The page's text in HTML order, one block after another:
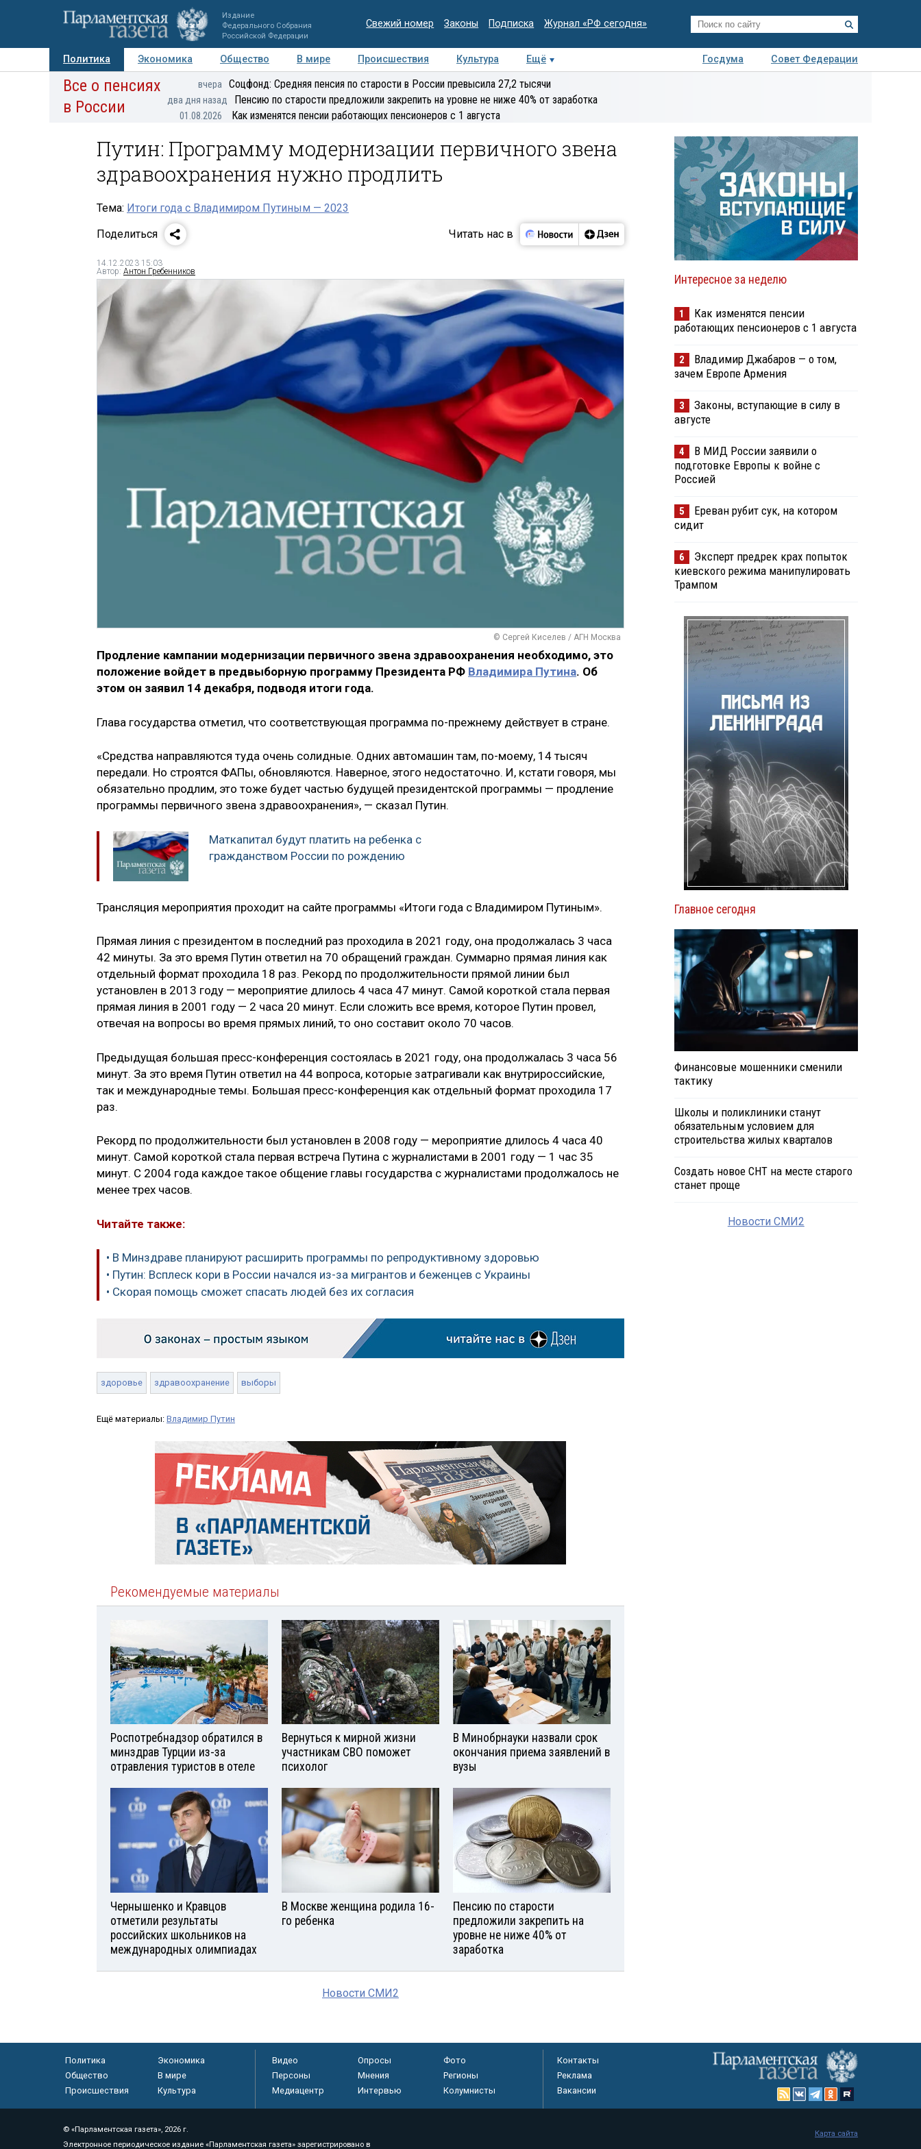
Издание
Федерального Собрания
Российской Федерации
Свежий номер Законы Подписка Журнал «РФ сегодня»
Политика Экономика Общество В мире Происшествия Культура Ещё Госдума
Совет Федерации
Авторы Персоны Мнения Регионы Медиацентр Интервью Колумнисты
экспертиза
Все о пенсиях
в России
вчера Соцфонд: Средняя пенсия по старости в России превысила 27,2 тысячи
два дня назад Пенсию по старости предложили закрепить на уровне не ниже 40% от заработка
01.08.2026 Как изменятся пенсии работающих пенсионеров с 1 августа
Путин: Программу модернизации первичного звена
здравоохранения нужно продлить
Тема: Итоги года с Владимиром Путиным — 2023
Поделиться
Читать нас в
14.12.2023 15:03
Автор: Антон Гребенников
© Сергей Киселев / АГН Москва
Продление кампании модернизации первичного звена здравоохранения необходимо, это
положение войдет в предвыборную программу Президента РФ Владимира Путина. Об
этом он заявил 14 декабря, подводя итоги года.
Глава государства отметил, что соответствующая программа по-прежнему действует в стране.
«Средства направляются туда очень солидные. Одних автомашин там, по-моему, 14 тысяч
передали. Но строятся ФАПы, обновляются. Наверное, этого недостаточно. И, кстати говоря, мы
обязательно продлим, это тоже будет частью будущей президентской программы — продление
программы первичного звена здравоохранения», — сказал Путин.
Маткапитал будут платить на ребенка с
гражданством России по рождению
Трансляция мероприятия проходит на сайте программы «Итоги года с Владимиром Путиным».
Прямая линия с президентом в последний раз проходила в 2021 году, она продолжалась 3 часа
42 минуты. За это время Путин ответил на 70 обращений граждан. Суммарно прямая линия как
отдельный формат проходила 18 раз. Рекорд по продолжительности прямой линии был
установлен в 2013 году — мероприятие длилось 4 часа 47 минут. Самой короткой стала первая
прямая линия в 2001 году — 2 часа 20 минут. Если сложить все время, которое Путин провел,
отвечая на вопросы во время прямых линий, то оно составит около 70 часов.
Предыдущая большая пресс-конференция состоялась в 2021 году, она продолжалась 3 часа 56
минут. За это время Путин ответил на 44 вопроса, которые затрагивали как внутрироссийские,
так и международные темы. Большая пресс-конференция как отдельный формат проходила 17
раз.
Рекорд по продолжительности был установлен в 2008 году — мероприятие длилось 4 часа 40
минут. Самой короткой стала первая встреча Путина с журналистами в 2001 году — 1 час 35
минут. С 2004 года каждое такое общение главы государства с журналистами продолжалось не
менее трех часов.
Читайте также:
• В Минздраве планируют расширить программы по репродуктивному здоровью
• Путин: Всплеск кори в России начался из-за мигрантов и беженцев с Украины
• Скорая помощь сможет спасать людей без их согласия
здоровье здравоохранение выборы
Ещё материалы: Владимир Путин
Рекомендуемые материалы
Роспотребнадзор обратился в
минздрав Турции из-за
отравления туристов в отеле
Вернуться к мирной жизни
участникам СВО поможет
психолог
В Минобрнауки назвали срок
окончания приема заявлений в
вузы
Чернышенко и Кравцов
отметили результаты
российских школьников на
международных олимпиадах
В Москве женщина родила 16-
го ребенка
Пенсию по старости
предложили закрепить на
уровне не ниже 40% от
заработка
Новости СМИ2
Интересное за неделю
1
Как изменятся пенсии
работающих пенсионеров с 1 августа
2
Владимир Джабаров — о том,
зачем Европе Армения
3
Законы, вступающие в силу в
августе
4
В МИД России заявили о
подготовке Европы к войне с
Россией
5
Ереван рубит сук, на котором
сидит
6
Эксперт предрек крах попыток
киевского режима манипулировать
Трампом
Главное сегодня
Финансовые мошенники сменили
тактику
Школы и поликлиники станут
обязательным условием для
строительства жилых кварталов
Создать новое СНТ на месте старого
станет проще
Новости СМИ2
Политика
Экономика
Общество
В мире
Происшествия
Культура
Видео Опросы
Фото
Персоны
Мнения
Регионы
Медиацентр
Интервью Колумнисты
Контакты
Реклама
Вакансии
© «Парламентская газета», 2026 г.
Электронное периодическое издание «Парламентская газета» зарегистрировано в
Карта сайта